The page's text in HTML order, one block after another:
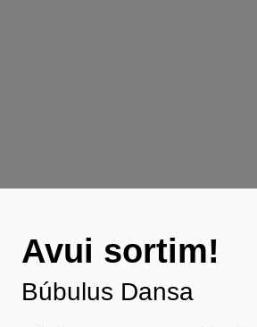
Avui sortim!
Búbulus Dansa